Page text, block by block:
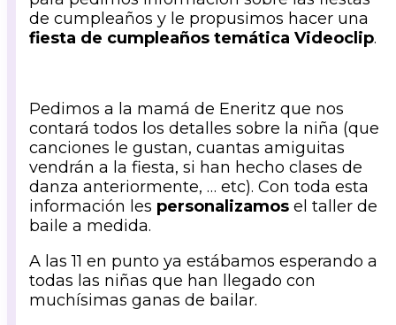
de cumpleaños y le propusimos hacer una
fiesta de cumpleaños temática Videoclip.
Pedimos a la mamá de Eneritz que nos
contará todos los detalles sobre la niña (que
canciones le gustan, cuantas amiguitas
vendrán a la fiesta, si han hecho clases de
danza anteriormente, … etc). Con toda esta
información les personalizamos el taller de
baile a medida.
A las 11 en punto ya estábamos esperando a
todas las niñas que han llegado con
muchísimas ganas de bailar.